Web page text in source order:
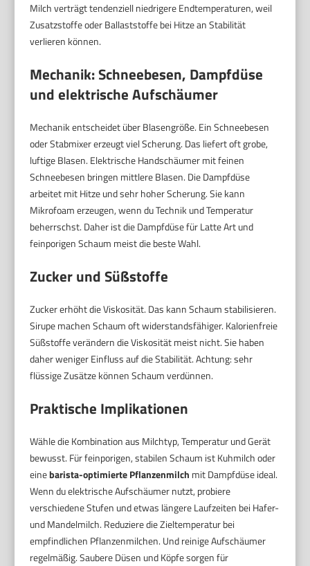
Milch verträgt tendenziell niedrigere Endtemperaturen, weil
Zusatzstoffe oder Ballaststoffe bei Hitze an Stabilität
verlieren können.
Mechanik: Schneebesen, Dampfdüse
und elektrische Aufschäumer
Mechanik entscheidet über Blasengröße. Ein Schneebesen
oder Stabmixer erzeugt viel Scherung. Das liefert oft grobe,
luftige Blasen. Elektrische Handschäumer mit feinen
Schneebesen bringen mittlere Blasen. Die Dampfdüse
arbeitet mit Hitze und sehr hoher Scherung. Sie kann
Mikrofoam erzeugen, wenn du Technik und Temperatur
beherrschst. Daher ist die Dampfdüse für Latte Art und
feinporigen Schaum meist die beste Wahl.
Zucker und Süßstoffe
Zucker erhöht die Viskosität. Das kann Schaum stabilisieren.
Sirupe machen Schaum oft widerstandsfähiger. Kalorienfreie
Süßstoffe verändern die Viskosität meist nicht. Sie haben
daher weniger Einfluss auf die Stabilität. Achtung: sehr
flüssige Zusätze können Schaum verdünnen.
Praktische Implikationen
Wähle die Kombination aus Milchtyp, Temperatur und Gerät
bewusst. Für feinporigen, stabilen Schaum ist Kuhmilch oder
einebarista-optimierte Pflanzenmilch mit Dampfdüse ideal.
Wenn du elektrische Aufschäumer nutzt, probiere
verschiedene Stufen und etwas längere Laufzeiten bei Hafer-
und Mandelmilch. Reduziere die Zieltemperatur bei
empfindlichen Pflanzenmilchen. Und reinige Aufschäumer
regelmäßig. Saubere Düsen und Köpfe sorgen für